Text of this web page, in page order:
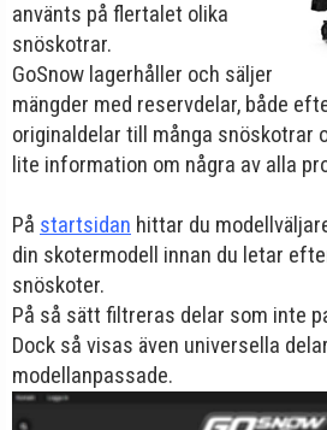
använts på flertalet olika
snöskotrar.
GoSnow lagerhåller och säljer
mängder med reservdelar, både
originaldelar till många snöskotrar
lite information om några av alla
På startsidan hittar du
din skotermodell innan du letar
snöskoter.
På så sätt filtreras delar som inte
Dock så visas även universella
modellanpassade.